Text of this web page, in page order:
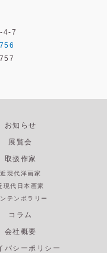
4-7
お知らせ
展覧会
取扱作家
近現代洋画家
現代日本画家
テンポラリー
コラム
会社概要
バシーポリシー